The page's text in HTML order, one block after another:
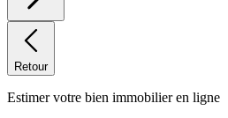
Retour
Estimer votre bien immobilier en ligne